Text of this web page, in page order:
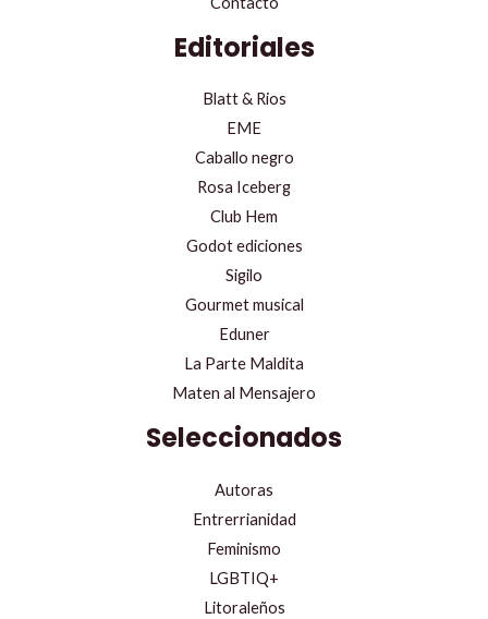
Editoriales
Blatt & Rios
EME
Caballo negro
Rosa Iceberg
Club Hem
Godot ediciones
Sigilo
Gourmet musical
Eduner
La Parte Maldita
Maten al Mensajero
Seleccionados
Autoras
Entrerrianidad
Feminismo
LGBTIQ+
Litoraleños